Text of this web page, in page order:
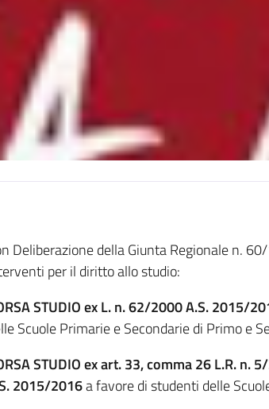
Deliberazione della Giunta Regionale n.
per il diritto allo studio:
STUDIO ex L. n. 62/2000 A.S. 2015/
Scuole Primarie e Secondarie di Primo e
STUDIO ex art. 33, comma 26 L.R.
2015/2016a favore di studenti delle